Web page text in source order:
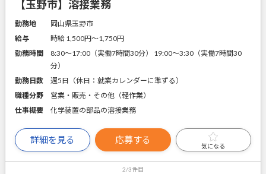
【玉野市】溶接業務
勤務地
岡山県玉野市
給与
時給 1,500円〜1,750円
勤務時間
8:30～17:00（実働7時間30分） 19:00～3:30（実働7時間30
分）
勤務日数
週5日（休日：就業カレンダーに準ずる）
職種分野
営業・販売・その他（軽作業）
仕事概要
化学装置の部品の溶接業務
詳細を見る 応募する
気になる
2/3件目